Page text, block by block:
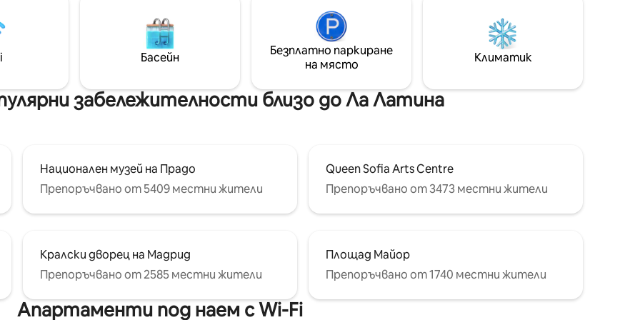
собствениците си с
и антични мебели. Това е
място, ако търсите
престой за седмица или
апартамент с цялото ново
оборудване. - Модерен декор и
грандиозно местоположение. -
Метро Ла латина зад вратите на 20
помощ и всичко необходимо, за да се
чувствате като у дома си и да се
насладите на града с пълно
Басейн
Безплатно паркиране
на място
Климатик
забележителности близо до Ла Латина
Национален музей на Прадо
Препоръчвано от 5409 местни жители
Queen Sofia Arts Centre
Препоръчвано от 3473 местни жители
Кралски дворец на Мадрид
Препоръчвано от 2585 местни жители
Площад Майор
Препоръчвано от 1740 местни жители
Апартаменти под наем с Wi-Fi